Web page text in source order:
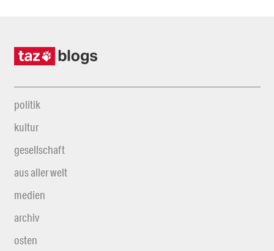
politik
kultur
gesellschaft
aus aller welt
medien
archiv
osten